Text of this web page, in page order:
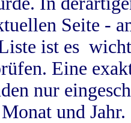
Seite -
ist es
Eine
nur
und Jahr.